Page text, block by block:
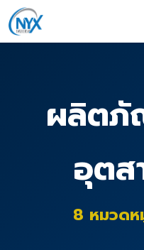
ผลิตภั
อุตส
8 หมวดห